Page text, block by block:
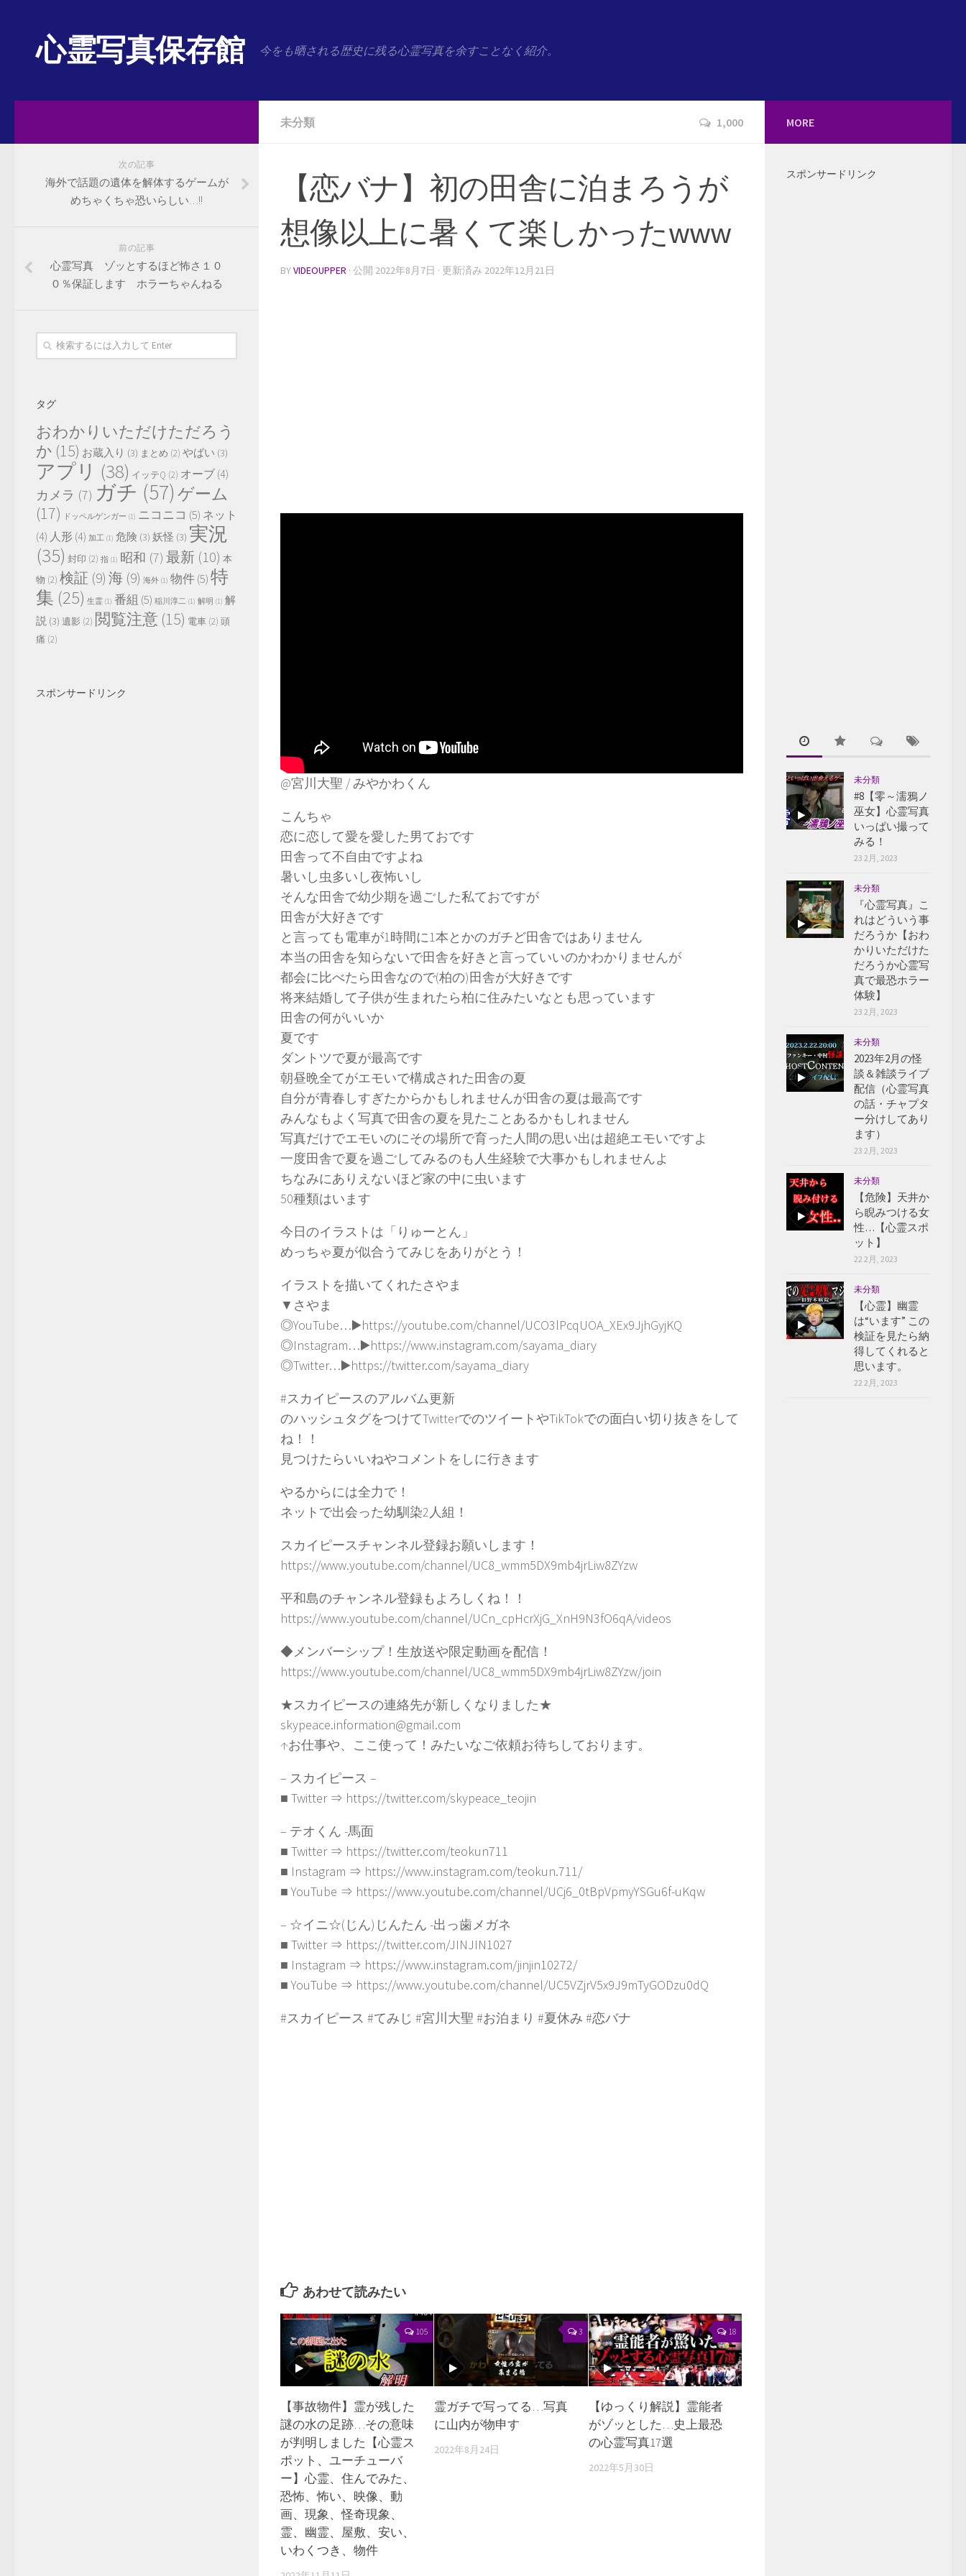
心霊写真保存館 今をも晒される歴史に残る心霊写真を余すことなく紹介。
未分類 1,000
【恋バナ】初の田舎に泊まろうが
想像以上に暑くて楽しかったwww
BYVIDEOUPPER · 公開 2022年8月7日 · 更新済み 2022年12月21日
@宮川大聖 / みやかわくん
こんちゃ
恋に恋して愛を愛した男ておです
田舎って不自由ですよね
暑いし虫多いし夜怖いし
そんな田舎で幼少期を過ごした私ておですが
田舎が大好きです
と言っても電車が1時間に1本とかのガチど田舎ではありません
本当の田舎を知らないで田舎を好きと言っていいのかわかりませんが
都会に比べたら田舎なので(柏の)田舎が大好きです
将来結婚して子供が生まれたら柏に住みたいなとも思っています
田舎の何がいいか
夏です
ダントツで夏が最高です
朝昼晩全てがエモいで構成された田舎の夏
自分が青春しすぎたからかもしれませんが田舎の夏は最高です
みんなもよく写真で田舎の夏を見たことあるかもしれません
写真だけでエモいのにその場所で育った人間の思い出は超絶エモいですよ
一度田舎で夏を過ごしてみるのも人生経験で大事かもしれませんよ
ちなみにありえないほど家の中に虫います
50種類はいます
今日のイラストは「りゅーとん」
めっちゃ夏が似合うてみじをありがとう！
イラストを描いてくれたさやま
▼さやま
◎YouTube…▶️https://youtube.com/channel/UCO3lPcqUOA_XEx9JjhGyjKQ
◎Instagram…▶️https://www.instagram.com/sayama_diary
◎Twitter…▶️https://twitter.com/sayama_diary
#スカイピースのアルバム更新
のハッシュタグをつけてTwitterでのツイートやTikTokでの面白い切り抜きをして
ね！！
見つけたらいいねやコメントをしに行きます
やるからには全力で！
ネットで出会った幼馴染2人組！
スカイピースチャンネル登録お願いします！
https://www.youtube.com/channel/UC8_wmm5DX9mb4jrLiw8ZYzw
平和島のチャンネル登録もよろしくね！！
https://www.youtube.com/channel/UCn_cpHcrXjG_XnH9N3fO6qA/videos
◆メンバーシップ！生放送や限定動画を配信！
https://www.youtube.com/channel/UC8_wmm5DX9mb4jrLiw8ZYzw/join
★スカイピースの連絡先が新しくなりました★
skypeace.information@gmail.com
↑お仕事や、ここ使って！みたいなご依頼お待ちしております。
– スカイピース –
■ Twitter ⇒ https://twitter.com/skypeace_teojin
– テオくん -馬面
■ Twitter ⇒ https://twitter.com/teokun711
■ Instagram ⇒ https://www.instagram.com/teokun.711/
■ YouTube ⇒ https://www.youtube.com/channel/UCj6_0tBpVpmyYSGu6f-uKqw
– ☆イニ☆(じん)じんたん -出っ歯メガネ
■ Twitter ⇒ https://twitter.com/JINJIN1027
■ Instagram ⇒ https://www.instagram.com/jinjin10272/
■ YouTube ⇒ https://www.youtube.com/channel/UC5VZjrV5x9J9mTyGODzu0dQ
#スカイピース #てみじ #宮川大聖 #お泊まり #夏休み #恋バナ
あわせて読みたい
105
【事故物件】霊が残した
謎の水の足跡…その意味
が判明しました【心霊ス
ポット、ユーチューバ
ー】心霊、住んでみた、
恐怖、怖い、映像、動
画、現象、怪奇現象、
霊、幽霊、屋敷、安い、
いわくつき、物件
3
霊ガチで写ってる…写真
に山内が物申す
2022年8月24日
18
【ゆっくり解説】霊能者
がゾッとした…史上最恐
の心霊写真17選
2022年5月30日
次の記事
海外で話題の遺体を解体するゲームが
めちゃくちゃ恐いらしい…!!
前の記事
心霊写真 ゾッとするほど怖さ１０
０％保証します ホラーちゃんねる
タグ
おわかりいただけただろう
か (15) お蔵入り (3) まとめ (2) やばい (3)
アプリ (38) イッテQ (2) オーブ (4)
カメラ (7) ガチ (57) ゲーム
(17)
ドッペルゲンガー (1) ニコニコ (5) ネット
(4) 人形 (4) 加工 (1) 危険 (3) 妖怪 (3) 実況
(35) 封印 (2) 指 (1) 昭和 (7) 最新 (10) 本
物 (2) 検証 (9) 海 (9) 海外 (1) 物件(5)特
集 (25) 生霊 (1) 番組 (5) 稲川淳二 (1) 解明 (1) 解
説 (3) 遺影 (2) 閲覧注意 (15) 電車 (2) 頭
痛 (2)
スポンサードリンク
MORE
スポンサードリンク
未分類
#8【零～濡鴉ノ
巫女】心霊写真
いっぱい撮って
みる！
23 2月, 2023
未分類
『心霊写真』こ
れはどういう事
だろうか【おわ
かりいただけた
だろうか心霊写
真で最恐ホラー
体験】
23 2月, 2023
未分類
2023年2月の怪
談＆雑談ライブ
配信（心霊写真
の話・チャプタ
ー分けしてあり
ます）
23 2月, 2023
未分類
【危険】天井か
ら睨みつける女
性…【心霊スポ
ット】
22 2月, 2023
未分類
【心霊】幽霊
は“います” この
検証を見たら納
得してくれると
思います。
22 2月, 2023